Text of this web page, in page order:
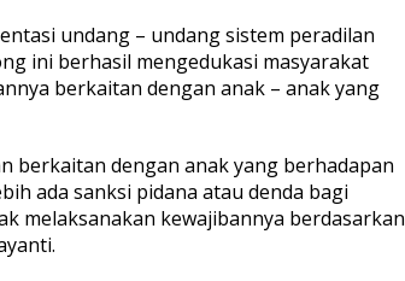
undang – undang sistem peradilan
ini berhasil mengedukasi masyarakat
berkaitan dengan anak – anak yang
berkaitan dengan anak yang berhadapan
ada sanksi pidana atau denda bagi
melaksanakan kewajibannya berdasarkan